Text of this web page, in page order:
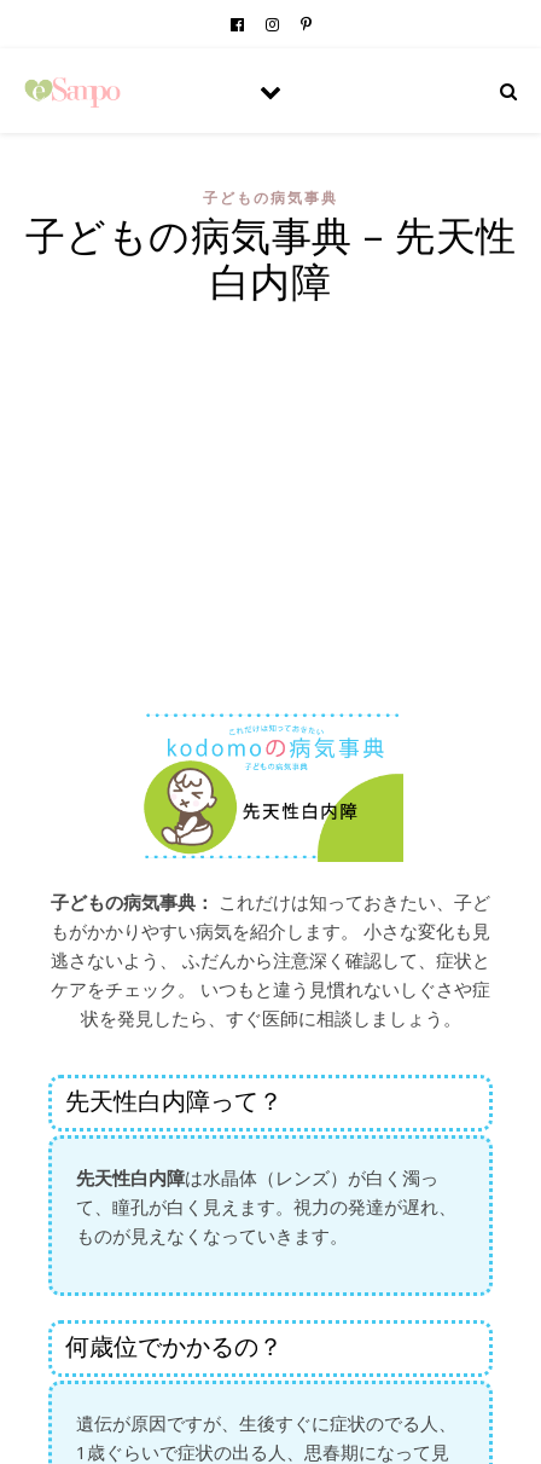
子どもの病気事典
子どもの病気事典 – 先天性
白内障
子どもの病気事典： これだけは知っておきたい、子ど
もがかかりやすい病気を紹介します。 小さな変化も見
逃さないよう、 ふだんから注意深く確認して、症状と
ケアをチェック。 いつもと違う見慣れないしぐさや症
状を発見したら、すぐ医師に相談しましょう。
先天性白内障って？
先天性白内障は水晶体（レンズ）が白く濁っ
て、瞳孔が白く見えます。視力の発達が遅れ、
ものが見えなくなっていきます。
何歳位でかかるの？
遺伝が原因ですが、生後すぐに症状のでる人、
1歳ぐらいで症状の出る人、思春期になって見